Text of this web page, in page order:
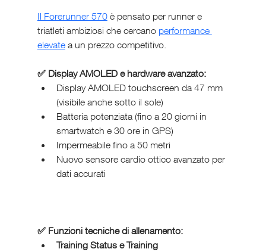
Il Forerunner 570 è pensato per runner e
triatleti ambiziosi che cercano performance
elevate a un prezzo competitivo.
✅ Display AMOLED e hardware avanzato:
Display AMOLED touchscreen da 47 mm
(visibile anche sotto il sole)
Batteria potenziata (fino a 20 giorni in
smartwatch e 30 ore in GPS)
Impermeabile fino a 50 metri
Nuovo sensore cardio ottico avanzato per
dati accurati
✅ Funzioni tecniche di allenamento:
Training Status e Training